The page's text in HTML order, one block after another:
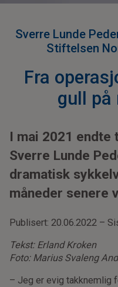
Sverre Lunde
Stiftelsen
Fra
gull på
I mai 2021 endte
Sverre Lunde
dramatisk
måneder senere
Publisert: 20.06.2022 –
Tekst: Erland Kroken
Foto: Marius Svaleng
– Jeg er evig takknemlig